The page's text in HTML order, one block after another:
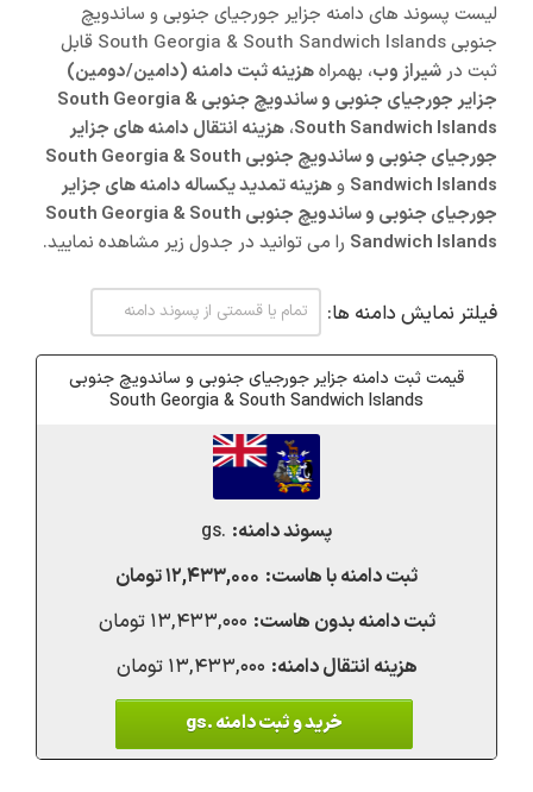
لیست پسوند های دامنه جزایر جورجیای جنوبی و ساندویچ
جنوبی South Georgia & South Sandwich Islands قابل
ثبت درشیرازوب، بهمراههزینه ثبت دامنه (دامین/دومین)
جزایر جورجیای جنوبی و ساندویچ جنوبی South Georgia &
South Sandwich Islands، هزینه انتقال دامنه های جزایر
جورجیای جنوبی و ساندویچ جنوبی South Georgia & South
Sandwich Islands وهزینه تمدید یکساله دامنه های جزایر
جورجیای جنوبی و ساندویچ جنوبی South Georgia & South
Sandwich Islands را می توانید در جدول زیر مشاهده نمایید.
فیلتر نمایش دامنه ها:
قیمت ثبت دامنه جزایر جورجیای جنوبی و ساندویچ جنوبی
South Georgia & South Sandwich Islands
.gs
۱۲,۴۳۳,۰۰۰ تومان
۱۳,۴۳۳,۰۰۰ تومان
۱۳,۴۳۳,۰۰۰ تومان
خرید و ثبت دامنه .gs